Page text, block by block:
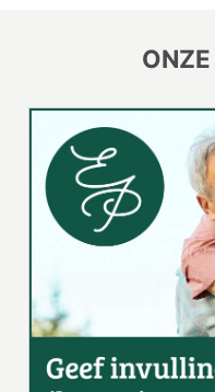
ONZE